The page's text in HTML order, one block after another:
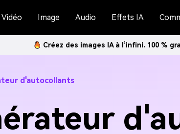
Vidéo Image Audio Effets IA
Créez des images IA à l’infini. 100 %
d'autocollants